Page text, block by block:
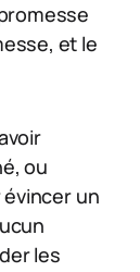
et le
ou
évincer un
les